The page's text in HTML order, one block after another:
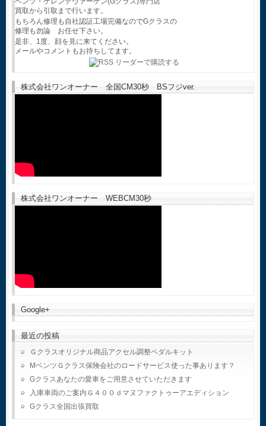
買取から引取まで行います。
もちろん修理も自社認証工場完備なのでGクラスの
修理も勿論 お任せ下さい。
是非、1度、顔を見に来てください。
メールやコメントもお待ちしてます。
株式会社ワンオーナー 全国CM30秒 BSフジver.
株式会社ワンオーナー WEBCM30秒
Google+
最近の投稿
Ｇクラスオリジナル商品アクセル調整ペダルキット
MベンツＧクラス保険会社のロードサービス使った事あります？
Gクラスあなたの愛車をご用意させていただきます
入庫車両のご案内Ｇ４００ｄマヌファクトゥーアエディション
Gクラス全国出張買取